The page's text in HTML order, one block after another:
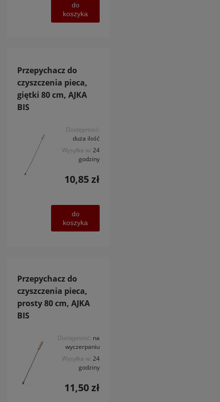
do
koszyka
Przepychacz do
czyszczenia pieca,
giętki 80 cm, AJKA
BIS
Dostępność:
duża ilość
Wysyłka w: 24
godziny
10,85 zł
do
koszyka
Przepychacz do
czyszczenia pieca,
prosty 80 cm, AJKA
BIS
Dostępność: na
wyczerpaniu
Wysyłka w: 24
godziny
11,50 zł